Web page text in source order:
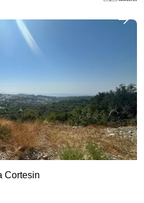
Cortesin